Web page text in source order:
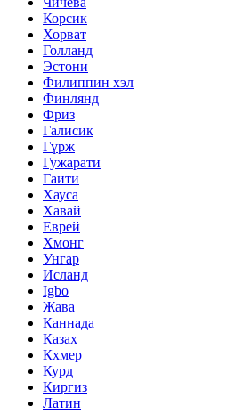
Корсик
Хорват
Голланд
Эстони
Филиппин хэл
Финлянд
Фриз
Галисик
Гүрж
Гужарати
Гаити
Хауса
Хавай
Еврей
Хмонг
Унгар
Исланд
Igbo
Жава
Каннада
Казах
Кхмер
Курд
Киргиз
Латин